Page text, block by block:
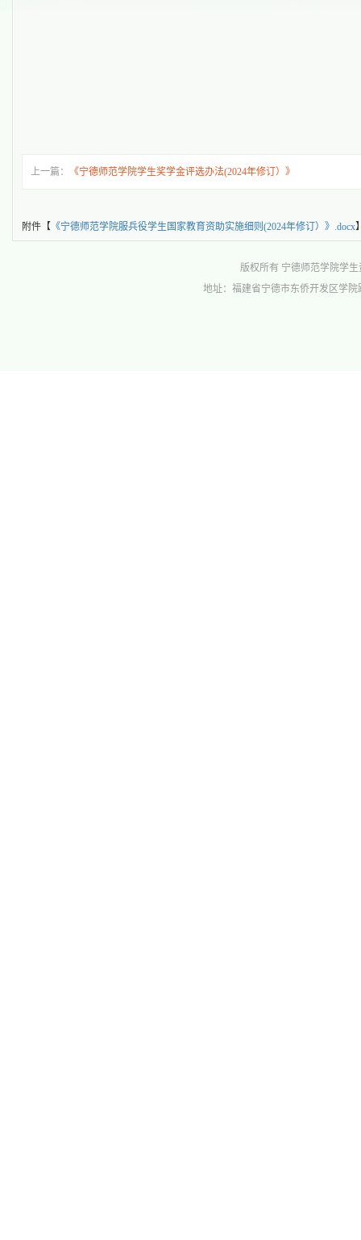
上一篇： 《宁德师范学院学生奖学金评选办法(2024年修订）》
附件【 《宁德师范学院服兵役学生国家教育资助实施细则(2024年修订）》.docx
版权所有 宁德师范学院学生
地址：福建省宁德市东侨开发区学院